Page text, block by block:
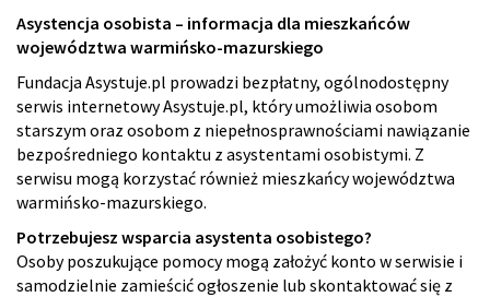
Asystencja osobista – informacja dla mieszkańców
województwa warmińsko-mazurskiego
Fundacja Asystuje.pl prowadzi bezpłatny, ogólnodostępny
serwis internetowy Asystuje.pl, który umożliwia osobom
starszym oraz osobom z niepełnosprawnościami nawiązanie
bezpośredniego kontaktu z asystentami osobistymi. Z
serwisu mogą korzystać również mieszkańcy województwa
warmińsko-mazurskiego.
Potrzebujesz wsparcia asystenta osobistego?
Osoby poszukujące pomocy mogą założyć konto w serwisie i
samodzielnie zamieścić ogłoszenie lub skontaktować się z